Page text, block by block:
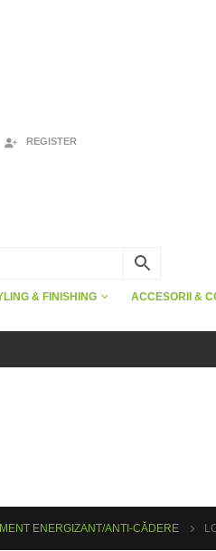
REGISTER
& FINISHING ACCESORII &
ENERGIZANT/ANTI-CĂDERE